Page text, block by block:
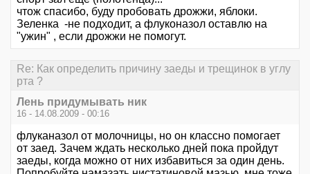
чтож спасибо, буду пробовать дрожжи, яблоки.
Зеленка -не подходит, а флуконазол оставлю на
"ужин" , если дрожжи не помогут.
Re: Как определить причину заеды и трещинок в углу
рта ?
Лень придумывать ник
16 - 14.08.2009 - 00:16
флуканазол от молочницы, но он классно помогает
от заед. Зачем ждать несколько дней пока пройдут
заеды, когда можно от них избавиться за один день.